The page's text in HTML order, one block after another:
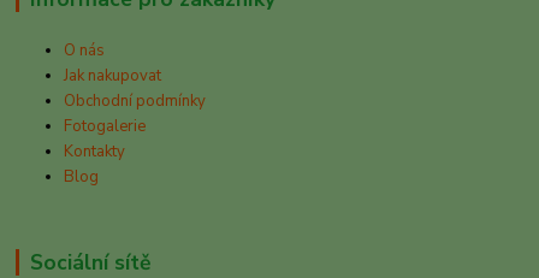
O nás
Jak nakupovat
Obchodní podmínky
Fotogalerie
Kontakty
Blog
Sociální sítě